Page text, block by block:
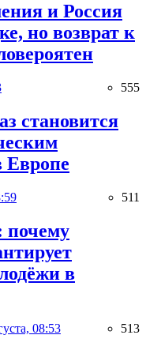
и Россия
но возврат к
555
становится
Европе
511
почему
в
08:53 513